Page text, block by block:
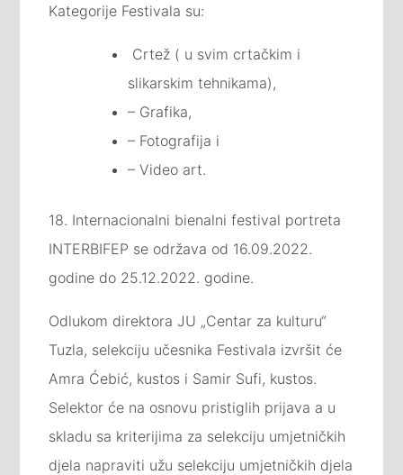
Kategorije Festivala su:
Crtež ( u svim crtačkim i
slikarskim tehnikama),
– Grafika,
– Fotografija i
– Video art.
18. Internacionalni bienalni festival portreta
INTERBIFEP se održava od 16.09.2022.
godine do 25.12.2022. godine.
Odlukom direktora JU „Centar za kulturu“
Tuzla, selekciju učesnika Festivala izvršit će
Amra Ćebić, kustos i Samir Sufi, kustos.
Selektor će na osnovu pristiglih prijava a u
skladu sa kriterijima za selekciju umjetničkih
djela napraviti užu selekciju umjetničkih djela